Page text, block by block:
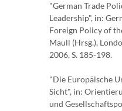
"German Trade
Leadership", in:
Foreign Policy of
Maull (Hrsg.),
2006, S. 185-198.
"Die Europäische
Sicht", in:
und